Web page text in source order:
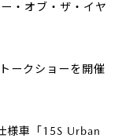
・オブ・ザ・イヤ
ークショーを開催
様車「15S Urban